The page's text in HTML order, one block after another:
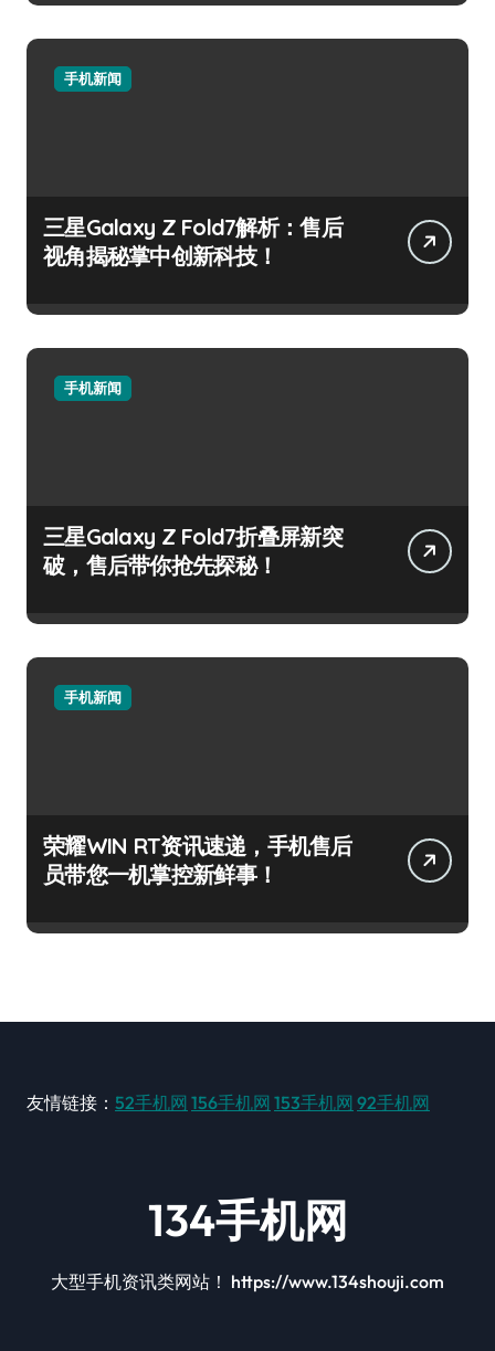
手机新闻
三星Galaxy Z Fold7解析：售后
视角揭秘掌中创新科技！
手机新闻
三星Galaxy Z Fold7折叠屏新突
破，售后带你抢先探秘！
手机新闻
荣耀WIN RT资讯速递，手机售后
员带您一机掌控新鲜事！
友情链接： 52手机网 156手机网 153手机网 92手机网
134手机网
大型手机资讯类网站！ https://www.134shouji.com